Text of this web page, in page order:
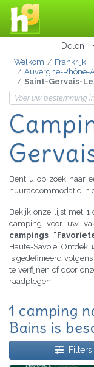
Delen
Welkom
Frankrijk
Auvergne-Rhône-
Saint-Gervais-
Bent u op zoek naar
huuraccommodatie in
Bekijk onze lijst met 1
camping voor uw
campings
Haute-Savoie. Ontdek
is gedefinieerd
te verfijnen of door
raadplegen.
1 camping
Bains is
Filters